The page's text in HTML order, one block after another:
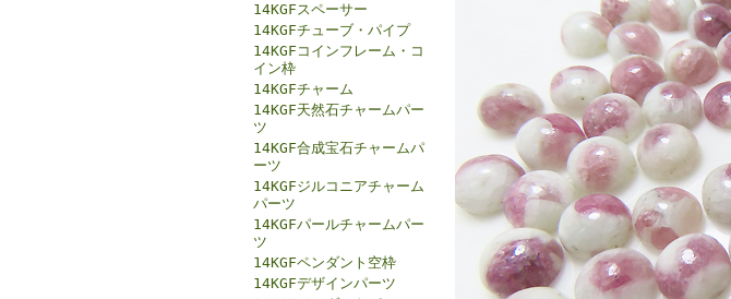
14KGFスペーサー
14KGFチューブ・パイプ
14KGFコインフレーム・コ
イン枠
14KGFチャーム
14KGF天然石チャームパー
ツ
14KGF合成宝石チャームパ
ーツ
14KGFジルコニアチャーム
パーツ
14KGFパールチャームパー
ツ
14KGFペンダント空枠
14KGFデザインパーツ